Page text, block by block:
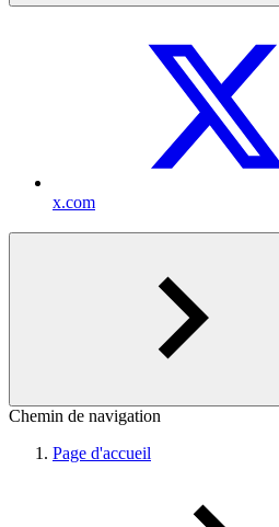
x.com
Chemin de navigation
Page d'accueil